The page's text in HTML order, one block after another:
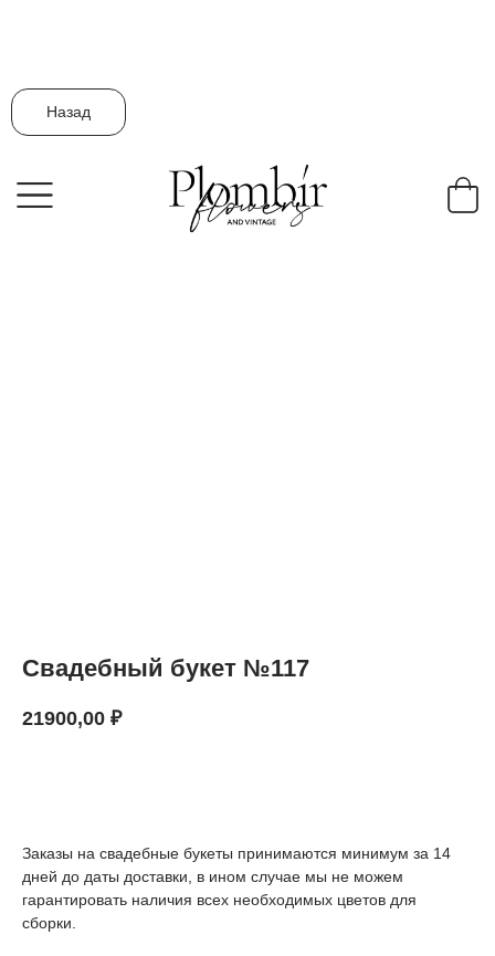
Назад
Свадебный букет №117
21900,00 ₽
Заказы на свадебные букеты принимаются минимум за 14
дней до даты доставки, в ином случае мы не можем
гарантировать наличия всех необходимых цветов для
сборки.